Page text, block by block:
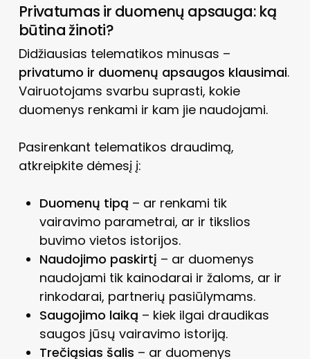
Privatumas ir duomenų apsauga: ką
būtina žinoti?
Didžiausias telematikos minusas –
privatumo ir duomenų apsaugos klausimai.
Vairuotojams svarbu suprasti, kokie
duomenys renkami ir kam jie naudojami.
Pasirenkant telematikos draudimą,
atkreipkite dėmesį į:
Duomenų tipą – ar renkami tik
vairavimo parametrai, ar ir tikslios
buvimo vietos istorijos.
Naudojimo paskirtį – ar duomenys
naudojami tik kainodarai ir žaloms, ar ir
rinkodarai, partnerių pasiūlymams.
Saugojimo laiką – kiek ilgai draudikas
saugos jūsų vairavimo istoriją.
Trečiąsias šalis – ar duomenys